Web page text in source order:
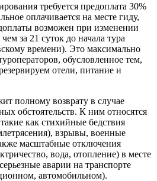
требуется предоплата 30%
оплачивается на месте гиду,
возможен при изменении
за 21 суток до начала тура
времени). Это максимально
обусловленное тем,
отели, питание и
полному возврату в случае
обстоятельств. К ним относятся
как стихийные бедствия
взрывы, военные
масштабные отключения
вода, отопление) в месте
аварии на транспорте
автомобильном).